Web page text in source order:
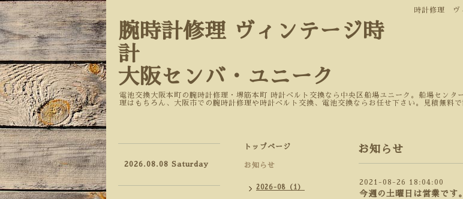
時計修理 ヴ
腕時計修理 ヴィンテージ時
計
大阪センバ・ユニーク
電池交換大阪本町の腕時計修理・堺筋本町 時計ベルト交換なら中央区船場ユニーク。船場セン
理はもちろん、大阪市での腕時計修理や時計ベルト交換、電池交換ならお任せ下さい。見積無料
お知らせ
2021-08-26 18:04:00
今週の土曜日は営業です。
トップページ
お知らせ
2026-08（1）
2026.08.08 Saturday